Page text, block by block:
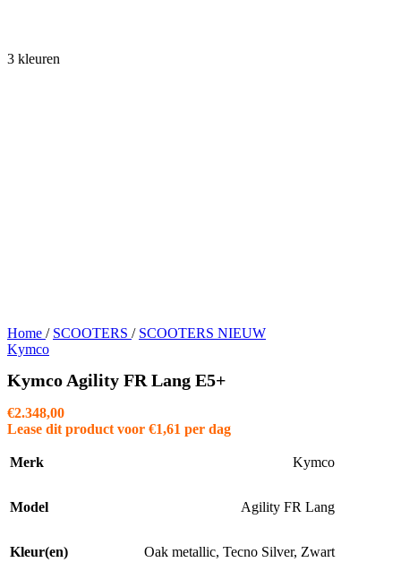
3 kleuren
Home / SCOOTERS / SCOOTERS NIEUW
Kymco
Kymco Agility FR Lang E5+
€2.348,00
Lease dit product voor €1,61 per dag
Merk Kymco
Model Agility FR Lang
Kleur(en) Oak metallic, Tecno Silver, Zwart